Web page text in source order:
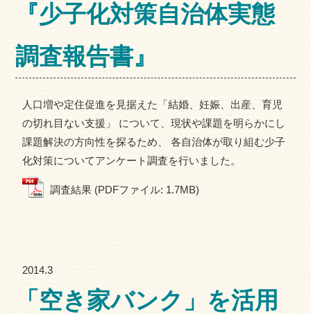
『少子化対策自治体実態
調査報告書』
人口増や定住促進を見据えた「結婚、妊娠、出産、育児
の切れ目ない支援」 について、現状や課題を明らかにし
課題解決の方向性を探るため、 各自治体が取り組む少子
化対策についてアンケート調査を行いました。
調査結果 (PDFファイル: 1.7MB)
2014.3
「空き家バンク」を活用